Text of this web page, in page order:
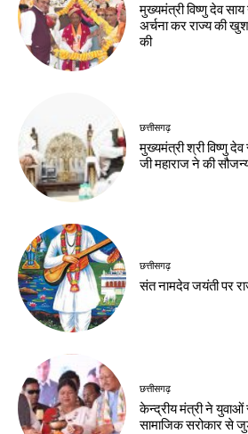
मुख्यमंत्री विष्णु देव
अर्चना कर राज्य की
की
छत्तीसगढ़
मुख्यमंत्री श्री विष्णु
जी महाराज ने की
छत्तीसगढ़
संत नामदेव जयंती पर
छत्तीसगढ़
केन्द्रीय मंत्री ने
सामाजिक सरोकार से